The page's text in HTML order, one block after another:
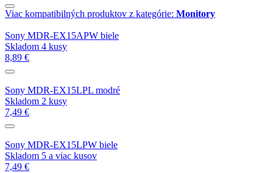
Viac kompatibilných produktov z kategórie: Monitory
Sony MDR-EX15APW biele
Skladom 4 kusy
8,89 €
Sony MDR-EX15LPL modré
Skladom 2 kusy
7,49 €
Sony MDR-EX15LPW biele
Skladom 5 a viac kusov
7,49 €